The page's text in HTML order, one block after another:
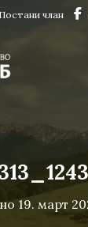
Постани члан
19. март